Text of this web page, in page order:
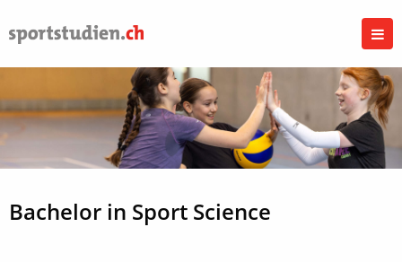
Bachelor in Sport Science